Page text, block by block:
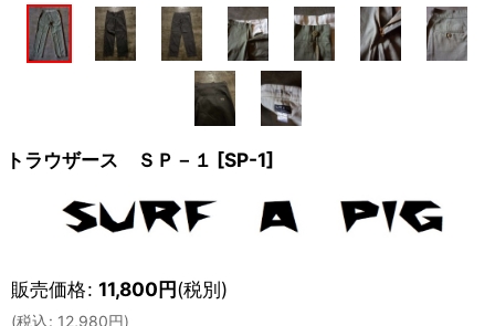
トラウザース ＳＰ－１ [SP-1]
販売価格: 11,800円(税別)
(税込: 12,980円)